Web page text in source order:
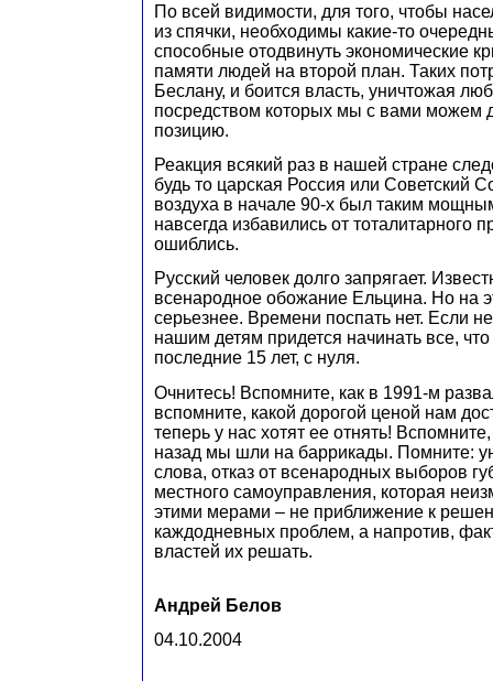
По всей видимости, для того, чтобы
из спячки, необходимы какие-то
способные отодвинуть экономические
памяти людей на второй план. Таких
Беслану, и боится власть, уничтожая
посредством которых мы с вами можем
позицию.
Реакция всякий раз в нашей стране
будь то царская Россия или Советский
воздуха в начале 90-х был таким
навсегда избавились от тоталитарного
ошиблись.
Русский человек долго запрягает.
всенародное обожание Ельцина. Но на
серьезнее. Времени поспать нет. Если
нашим детям придется начинать все,
последние 15 лет, с нуля.
Очнитесь! Вспомните, как в 1991-м
вспомните, какой дорогой ценой нам
теперь у нас хотят ее отнять!
назад мы шли на баррикады. Помните:
слова, отказ от всенародных выборов
местного самоуправления, которая
этими мерами – не приближение к
каждодневных проблем, а напротив,
властей их решать.
Андрей Белов
04.10.2004